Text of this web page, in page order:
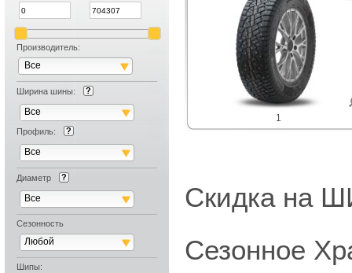
Производитель:
Все
Ширина шины:
Все
Профиль:
Все
Диаметр
Все
Сезонность
Любой
Шипы:
1
Скидка на
Сезонное